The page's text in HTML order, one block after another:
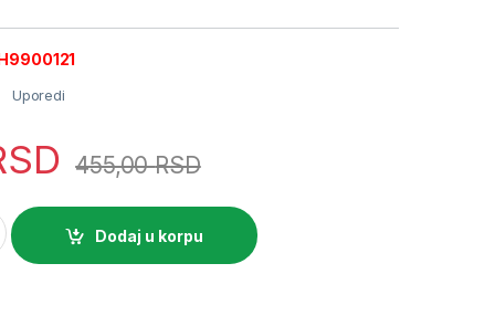
Uporedi
455,00RSD
dvostruka Bela quantity
Dodaj u korpu